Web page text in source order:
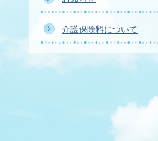
介護保険料について